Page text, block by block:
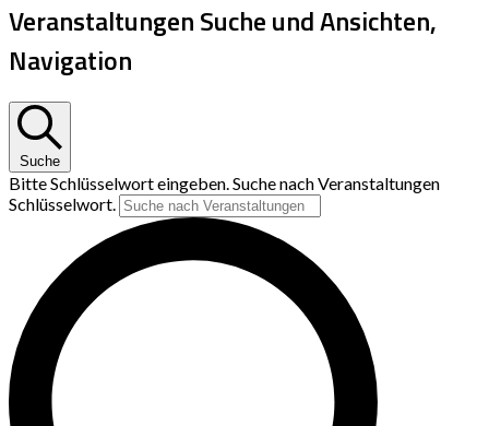
Veranstaltungen Suche und Ansichten,
Navigation
Suche
Bitte Schlüsselwort eingeben. Suche nach Veranstaltungen
Schlüsselwort.